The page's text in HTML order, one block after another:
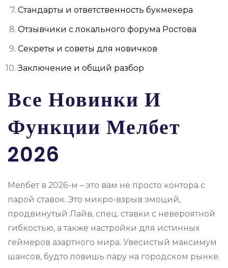
Стандарты и ответственность букмекера
Отзывчики с локального форума Ростова
Секреты и советы для новичков
Заключение и общий разбор
Все Новинки И
Функции Мелбет
2026
Мелбет в 2026-м – это вам не просто контора с
парой ставок. Это микро-взрыв эмоций,
продвинутый Лайв, спец. ставки с невероятной
гибкостью, а также настройки для истинных
геймеров азартного мира. Увесистый максимум
шансов, будто ловишь пару на городском рынке.